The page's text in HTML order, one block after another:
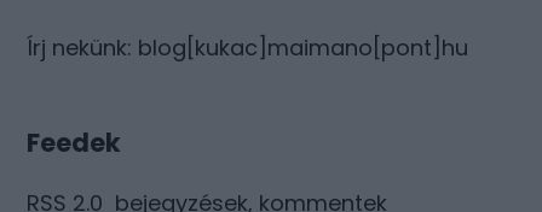
Írj nekünk: blog[kukac]maimano[pont]hu
Feedek
RSS 2.0 bejegyzések, kommentek